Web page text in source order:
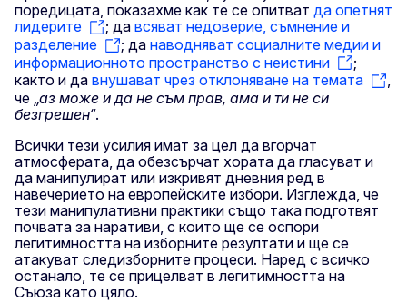
поредицата, показахме как те се опитват да опетнят
лидерите
; да всяват недоверие, съмнение и
разделение
; да наводняват социалните медии и
информационното пространство с неистини
;
както и да внушават чрез отклоняване на темата
,
че „аз може и да не съм прав, ама и ти не си
безгрешен“.
Всички тези усилия имат за цел да вгорчат
атмосферата, да обезсърчат хората да гласуват и
да манипулират или изкривят дневния ред в
навечерието на европейските избори. Изглежда, че
тези манипулативни практики също така подготвят
почвата за наративи, с които ще се оспори
легитимността на изборните резултати и ще се
атакуват следизборните процеси. Наред с всичко
останало, те се прицелват в легитимността на
Съюза като цяло.